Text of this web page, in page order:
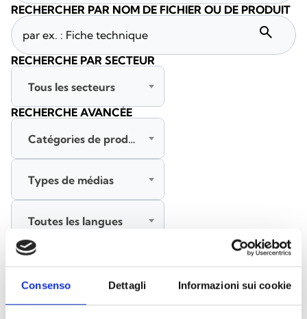
Consenso Dettagli Informazioni sui cookie
Documents(6992)
RECHERCHER PAR NOM DE FICHIER OU DE PRODUIT
search
RECHERCHE PAR SECTEUR
Tous les secteurs
RECHERCHE AVANCÉE
Catégories de produits
Types de médias
Toutes les langues
RECHERCHER
EFFACER LES FILTRES